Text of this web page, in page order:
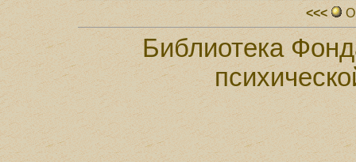
<<<
Библиотека